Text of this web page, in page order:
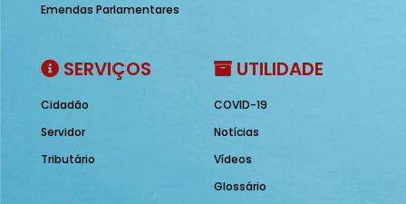
Emendas Parlamentares
SERVIÇOS
Cidadão
Servidor
Tributário
UTILIDADE
COVID-19
Notícias
Vídeos
Glossário